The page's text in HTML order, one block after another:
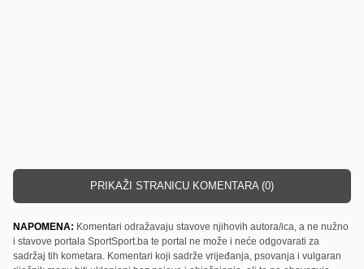
PRIKAŽI STRANICU KOMENTARA (0)
NAPOMENA: Komentari odražavaju stavove njihovih autora/ica, a ne nužno
i stavove portala SportSport.ba te portal ne može i neće odgovarati za
sadržaj tih kometara. Komentari koji sadrže vrijeđanja, psovanja i vulgaran